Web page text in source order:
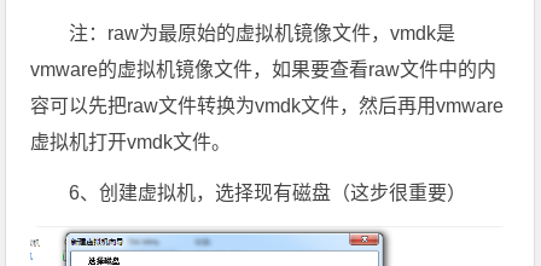
注：raw为最原始的虚拟机镜像文件，vmdk是
vmware的虚拟机镜像文件，如果要查看raw文件中的内
容可以先把raw文件转换为vmdk文件，然后再用vmware
虚拟机打开vmdk文件。
6、创建虚拟机，选择现有磁盘（这步很重要）